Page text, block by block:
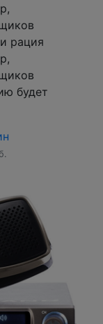
рация
будет